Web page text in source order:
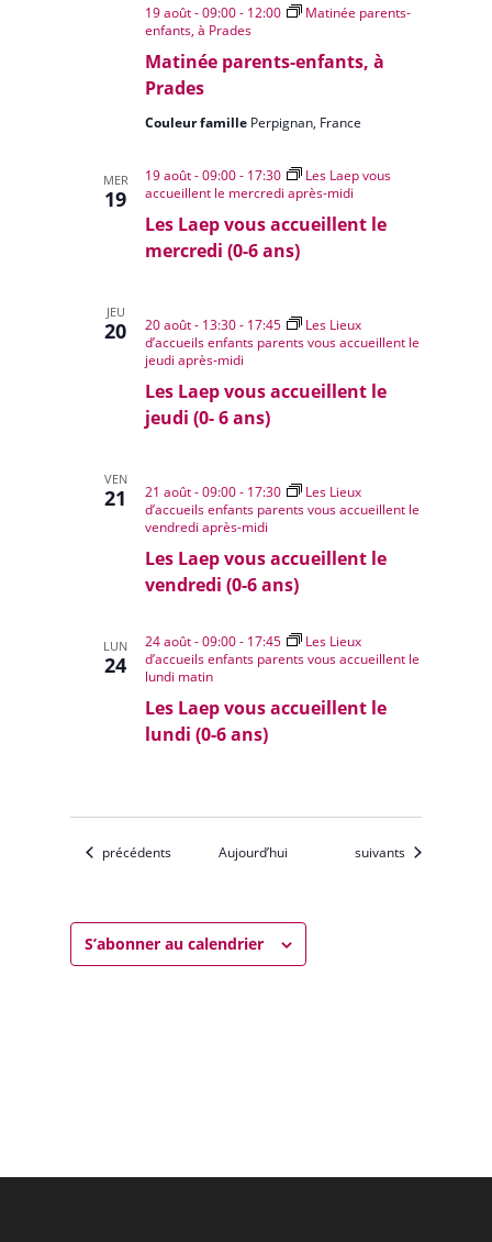
Matinée parents-enfants, à
Prades
19 août - 09:00- 12:00
Matinée parents-
enfants, à Prades
Couleur famille Perpignan, France
MER
19
Les Laep vous accueillent le
mercredi (0-6 ans)
19 août - 09:00- 17:30
Les Laep vous
accueillent le mercredi après-midi
JEU
20
Les Laep vous accueillent le
jeudi (0- 6 ans)
20 août - 13:30- 17:45
Les Lieux
d’accueils enfants parents vous accueillent le
jeudi après-midi
VEN
21
Les Laep vous accueillent le
vendredi (0-6 ans)
21 août - 09:00- 17:30
Les Lieux
d’accueils enfants parents vous accueillent le
vendredi après-midi
LUN
24
Les Laep vous accueillent le
lundi (0-6 ans)
24 août - 09:00- 17:45
Les Lieux
d’accueils enfants parents vous accueillent le
lundi matin
Évènements
précédents Aujourd’hui Évènements
suivants
S’abonner au calendrier